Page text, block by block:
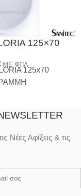
125×70
ΜΕ ΦΠΑ
125x70
Νέες Αφίξεις & τις